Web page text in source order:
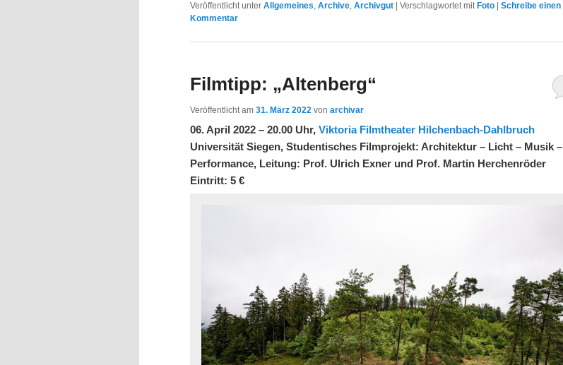
Veröffentlicht unter Allgemeines,Archive,Archivgut |Verschlagwortet mit Foto |Schreibe einen
Kommentar
Filmtipp: „Altenberg“
Veröffentlicht am31. März 2022 vonarchivar
06. April 2022 – 20.00 Uhr,Viktoria Filmtheater Hilchenbach-Dahlbruch
Universität Siegen, Studentisches Filmprojekt: Architektur – Licht – Musik –
Performance, Leitung: Prof. Ulrich Exner und Prof. Martin Herchenröder
Eintritt: 5 €